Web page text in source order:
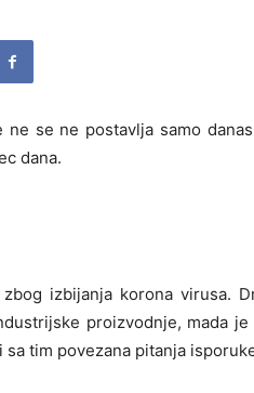
ne se ne postavlja samo
dana.
izbijanja korona virusa.
proizvodnje, mada
tim povezana pitanja